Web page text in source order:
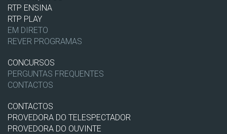
RTP ENSINA
RTP PLAY
EM DIRETO
REVER PROGRAMAS
CONCURSOS
PERGUNTAS FREQUENTES
CONTACTOS
CONTACTOS
PROVEDORA DO TELESPECTADOR
PROVEDORA DO OUVINTE